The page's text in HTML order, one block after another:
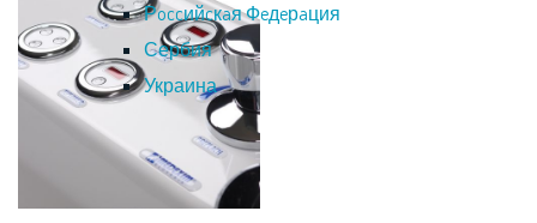
Рoccийcкaя Фeдeрaция
Сербия
Украина